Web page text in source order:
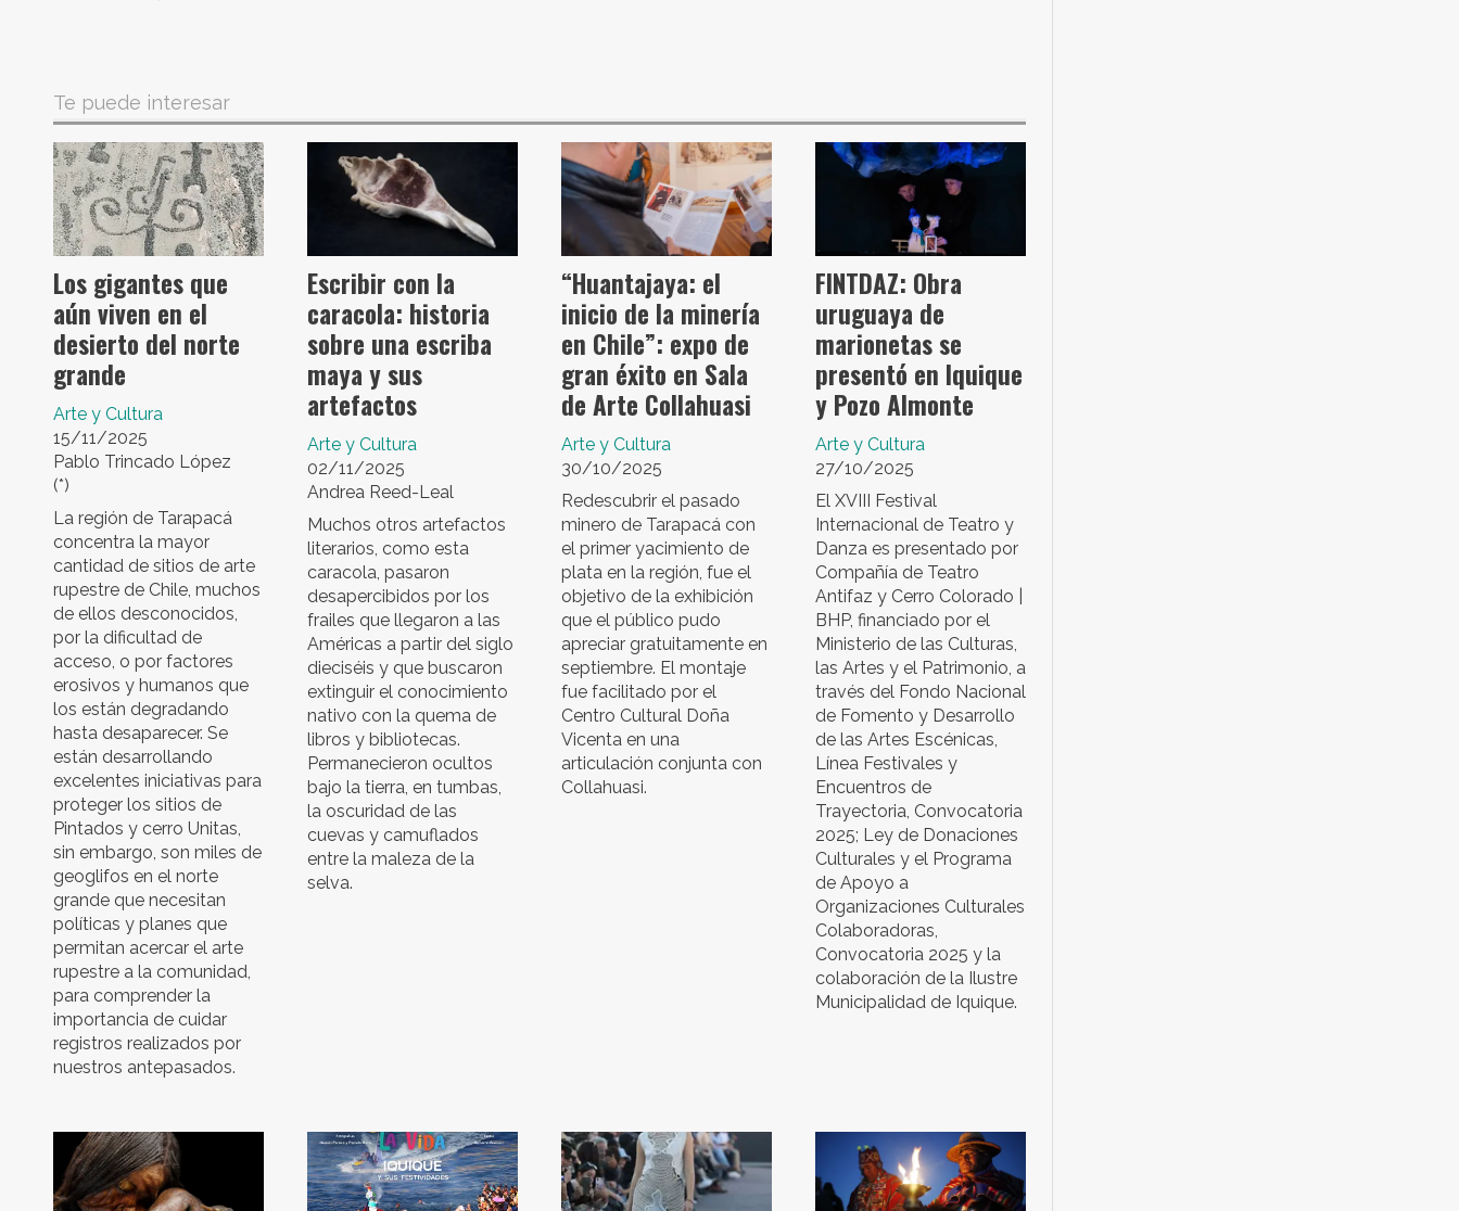
Te puede interesar
Los gigantes que
aún viven en el
desierto del norte
grande
Pablo Trincado López
(*)
Arte y Cultura
15/11/2025
La región de Tarapacá
concentra la mayor
cantidad de sitios de arte
rupestre de Chile, muchos
de ellos desconocidos,
por la dificultad de
acceso, o por factores
erosivos y humanos que
los están degradando
hasta desaparecer. Se
están desarrollando
excelentes iniciativas para
proteger los sitios de
Pintados y cerro Unitas,
sin embargo, son miles de
geoglifos en el norte
grande que necesitan
políticas y planes que
permitan acercar el arte
rupestre a la comunidad,
para comprender la
importancia de cuidar
registros realizados por
nuestros antepasados.
Escribir con la
caracola: historia
sobre una escriba
maya y sus
artefactos
Andrea Reed-Leal
Arte y Cultura
02/11/2025
Muchos otros artefactos
literarios, como esta
caracola, pasaron
desapercibidos por los
frailes que llegaron a las
Américas a partir del siglo
dieciséis y que buscaron
extinguir el conocimiento
nativo con la quema de
libros y bibliotecas.
Permanecieron ocultos
bajo la tierra, en tumbas,
la oscuridad de las
cuevas y camuflados
entre la maleza de la
selva.
“Huantajaya: el
inicio de la minería
en Chile”: expo de
gran éxito en Sala
de Arte Collahuasi
Arte y Cultura
30/10/2025
Redescubrir el pasado
minero de Tarapacá con
el primer yacimiento de
plata en la región, fue el
objetivo de la exhibición
que el público pudo
apreciar gratuitamente en
septiembre. El montaje
fue facilitado por el
Centro Cultural Doña
Vicenta en una
articulación conjunta con
Collahuasi.
FINTDAZ: Obra
uruguaya de
marionetas se
presentó en Iquique
y Pozo Almonte
Arte y Cultura
27/10/2025
El XVIII Festival
Internacional de Teatro y
Danza es presentado por
Compañía de Teatro
Antifaz y Cerro Colorado |
BHP, financiado por el
Ministerio de las Culturas,
las Artes y el Patrimonio, a
través del Fondo Nacional
de Fomento y Desarrollo
de las Artes Escénicas,
Línea Festivales y
Encuentros de
Trayectoria, Convocatoria
2025; Ley de Donaciones
Culturales y el Programa
de Apoyo a
Organizaciones Culturales
Colaboradoras,
Convocatoria 2025 y la
colaboración de la Ilustre
Municipalidad de Iquique.